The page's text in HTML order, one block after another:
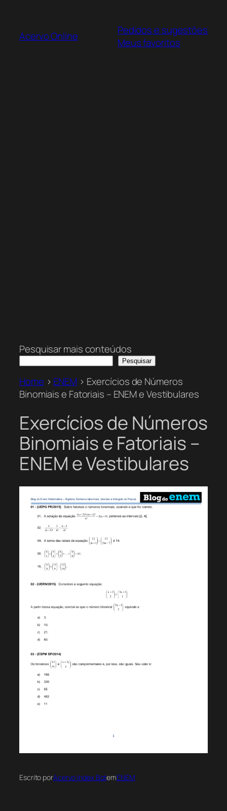
Acervo Online
Pedidos e sugestões
Meus favoritos
Pesquisar mais conteúdos
Pesquisar
Home > ENEM> Exercícios de Números
Binomiais e Fatoriais – ENEM e Vestibulares
Exercícios de Números
Binomiais e Fatoriais –
ENEM e Vestibulares
Escrito porAcervo Index BotemENEM